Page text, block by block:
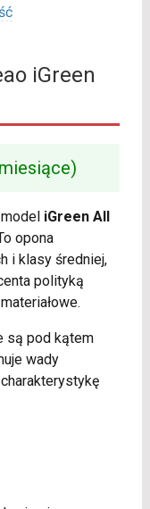
iGreen
iGreen All
opona
i klasy średniej,
polityką
są pod kątem
wady